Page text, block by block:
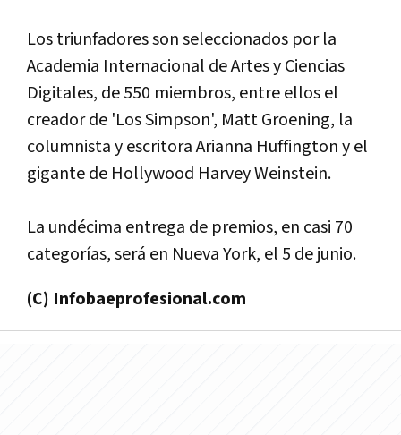
Los triunfadores son seleccionados por la
Academia Internacional de Artes y Ciencias
Digitales, de 550 miembros, entre ellos el
creador de 'Los Simpson', Matt Groening, la
columnista y escritora Arianna Huffington y el
gigante de Hollywood Harvey Weinstein.
La undécima entrega de premios, en casi 70
categorí­as, será en Nueva York, el 5 de junio.
(C) Infobaeprofesional.com